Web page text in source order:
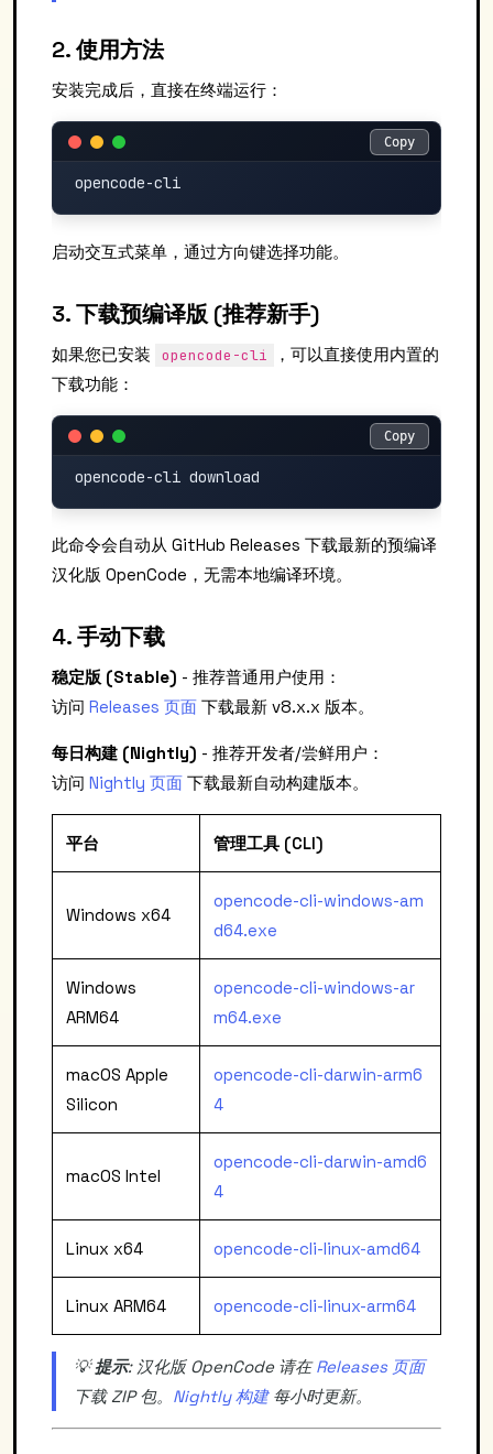
2. 使用方法
安装完成后，直接在终端运行：
Copy
Copy
启动交互式菜单，通过方向键选择功能。
3. 下载预编译版 (推荐新手)
如果您已安装 opencode-cli
，可以直接使用内置的
下载功能：
Copy
Copy
此命令会自动从 GitHub Releases 下载最新的预编译
汉化版 OpenCode，无需本地编译环境。
4. 手动下载
稳定版 (Stable) - 推荐普通用户使用：
访问 Releases 页面 下载最新 v8.x.x 版本。
每日构建 (Nightly) - 推荐开发者/尝鲜用户：
访问 Nightly 页面 下载最新自动构建版本。
平台 管理工具 (CLI)
Windows x64
opencode-cli-windows-am
d64.exe
Windows
ARM64
opencode-cli-windows-ar
m64.exe
macOS Apple
Silicon
opencode-cli-darwin-arm6
4
macOS Intel
opencode-cli-darwin-amd6
4
Linux x64 opencode-cli-linux-amd64
Linux ARM64 opencode-cli-linux-arm64
💡提示: 汉化版 OpenCode 请在Releases 页面
下载 ZIP 包。 Nightly 构建每小时更新。